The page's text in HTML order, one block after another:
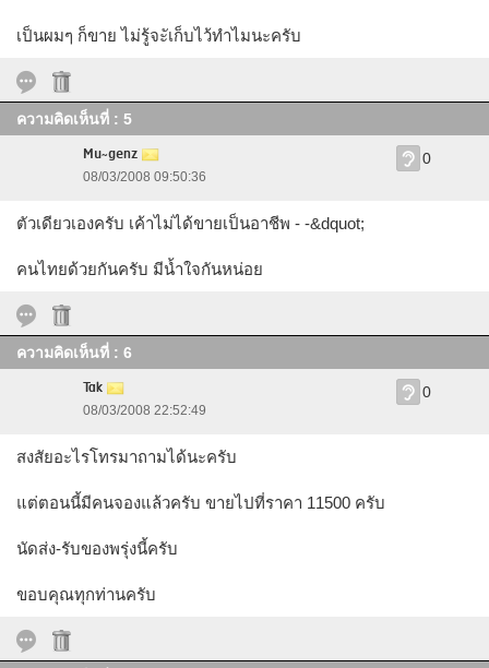
เป็นผมๆ ก็ขาย ไม่รู้จะัเก็บไว้ทำไมนะครับ
ความคิดเห็นที่ : 5
Mu~genz
08/03/2008 09:50:36
0
ตัวเดียวเองครับ เค้าไม่ได้ขายเป็นอาชีพ - -&dquot;
คนไทยด้วยกันครับ มีน้ำใจกันหน่อย
ความคิดเห็นที่ : 6
Tak
08/03/2008 22:52:49
0
สงสัยอะไรโทรมาถามได้นะครับ
แต่ตอนนี้มีคนจองแล้วครับ ขายไปที่ราคา 11500 ครับ
นัดส่ง-รับของพรุ่งนี้ครับ
ขอบคุณทุกท่านครับ